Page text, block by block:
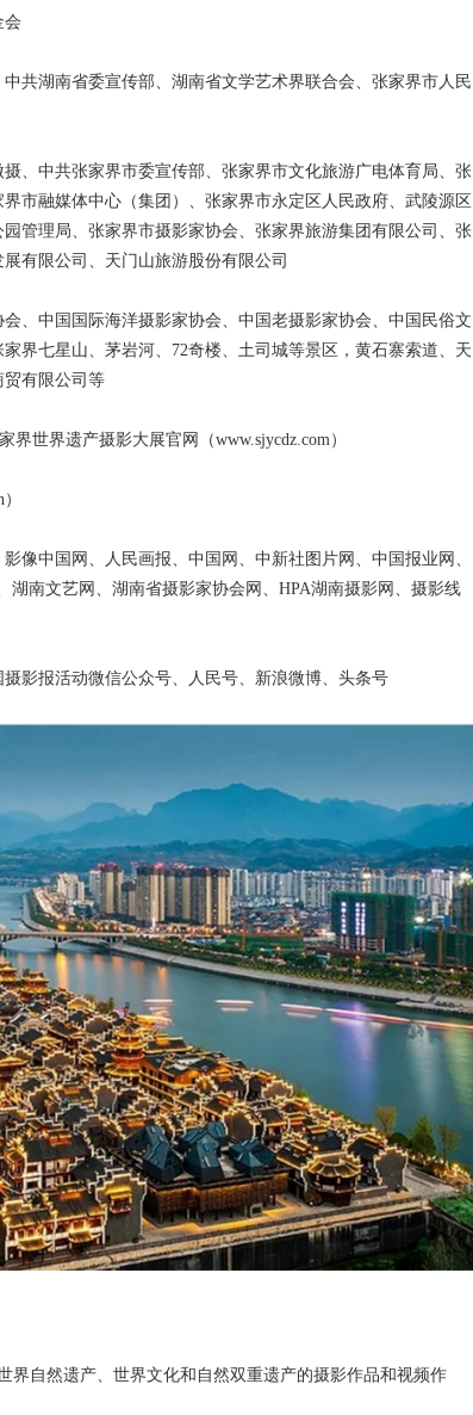
会
共湖南省委宣传部、湖南省文学艺术界联合会、张家界市人民
、中共张家界市委宣传部、张家界市文化旅游广电体育局、张
市融媒体中心（集团）、张家界市永定区人民政府、武陵源区
管理局、张家界市摄影家协会、张家界旅游集团有限公司、张
有限公司、天门山旅游股份有限公司
、中国国际海洋摄影家协会、中国老摄影家协会、中国民俗文
界七星山、茅岩河、72奇楼、土司城等景区，黄石寨索道、天
有限公司等
界世界遗产摄影大展官网（www.sjycdz.com）
像中国网、人民画报、中国网、中新社图片网、中国报业网、
湖南文艺网、湖南省摄影家协会网、HPA湖南摄影网、摄影线
影报活动微信公众号、人民号、新浪微博、头条号
界自然遗产、世界文化和自然双重遗产的摄影作品和视频作